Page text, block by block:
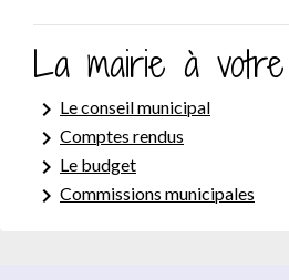
La mairie à
keyboard_arrow_right Le conseil municipal
keyboard_arrow_right Comptes rendus
keyboard_arrow_right Le budget
keyboard_arrow_right Commissions municipales